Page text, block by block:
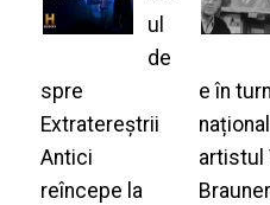
ul
de
spre
Extratereștrii
Antici
reîncepe la
e în
artistul